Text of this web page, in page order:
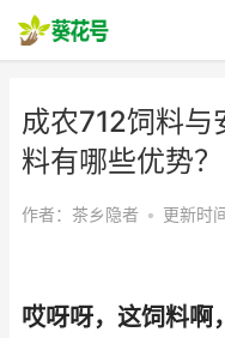
成农712饲料与
料有哪些优势？
作者：茶乡隐者 • 更新时
哎呀呀，这饲料啊